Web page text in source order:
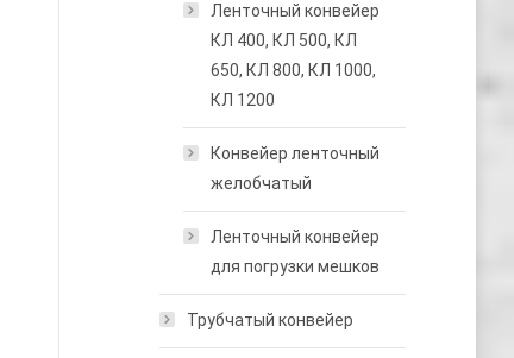
Ленточный конвейер
КЛ 400, КЛ 500, КЛ
650, КЛ 800, КЛ 1000,
КЛ 1200
Конвейер ленточный
желобчатый
Ленточный конвейер
для погрузки мешков
Трубчатый конвейер